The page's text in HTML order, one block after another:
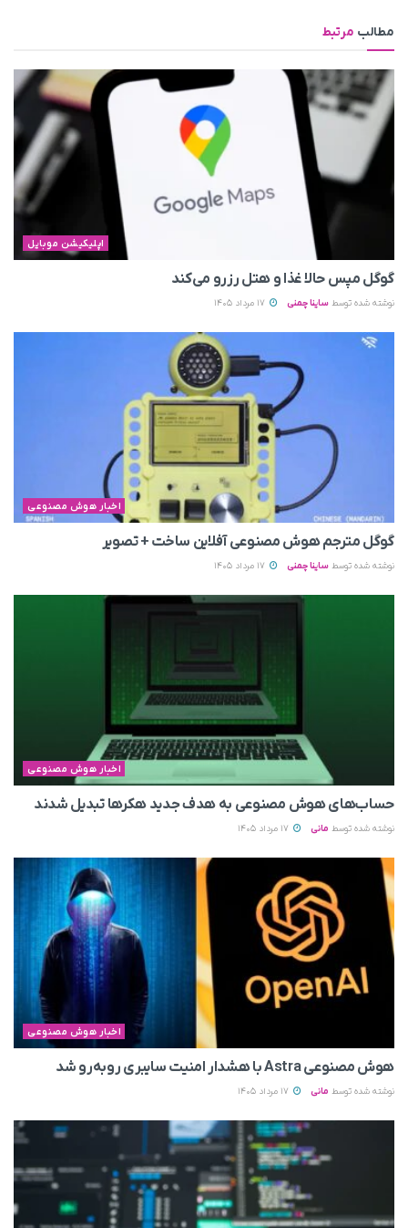
مطالب مرتبط
اپلیکیشن موبایل
گوگل مپس حالا غذا و هتل رزرو می‌کند
نوشته شده توسط ساینا چمنی
اخبار هوش مصنوعی
گوگل مترجم هوش مصنوعی آفلاین ساخت + تصویر
نوشته شده توسط ساینا چمنی
اخبار هوش مصنوعی
حساب‌های هوش مصنوعی به هدف جدید هکرها تبدیل شدند
نوشته شده توسط مانی
اخبار هوش مصنوعی
هوش مصنوعی Astra با هشدار امنیت سایبری روبه‌رو شد
نوشته شده توسط مانی